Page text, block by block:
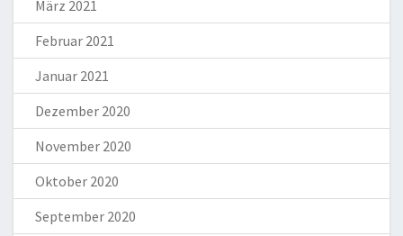
März 2021
Februar 2021
Januar 2021
Dezember 2020
November 2020
Oktober 2020
September 2020